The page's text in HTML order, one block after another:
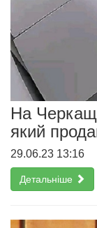
На
який
29.06.23 13:16
Детальніше